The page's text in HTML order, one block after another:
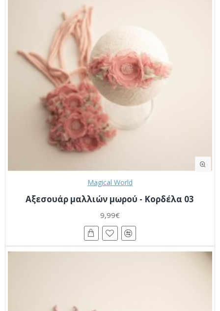
Magical World
Αξεσουάρ μαλλιών μωρού - Κορδέλα 03
9,99€